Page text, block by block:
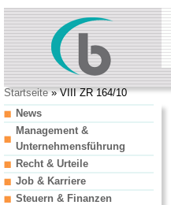
Startseite» VIII ZR 164/10
News
Management &
Unternehmensführung
Recht & Urteile
Job & Karriere
Steuern & Finanzen